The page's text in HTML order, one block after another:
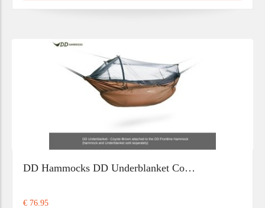
DD Hammocks DD Underblanket Co…
€ 76.95